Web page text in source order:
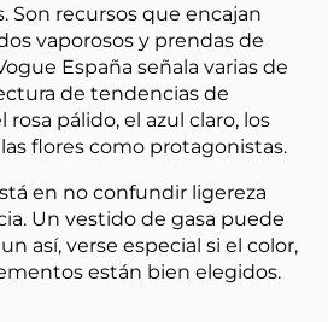
Son recursos que encajan
vaporosos y prendas de
España señala varias de
de tendencias de
rosa pálido, el azul claro, los
flores como protagonistas.
en no confundir ligereza
Un vestido de gasa puede
así, verse especial si el color,
están bien elegidos.